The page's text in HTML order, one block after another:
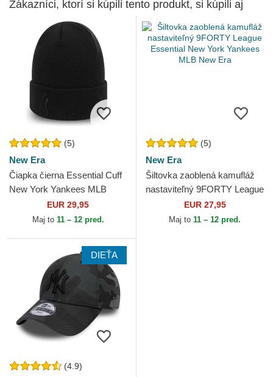
Zákazníci, ktorí si kúpili tento produkt, si kúpili aj
(5)
New Era
Čiapka čierna Essential Cuff
New York Yankees MLB
EUR 29,95
Maj to 11 – 12 pred.
(5)
New Era
Šiltovka zaoblená kamufláž
nastaviteľný 9FORTY League
Essential New York Yankees
MLB New Era
EUR 27,95
Maj to 11 – 12 pred.
DIEŤA
(4.9)